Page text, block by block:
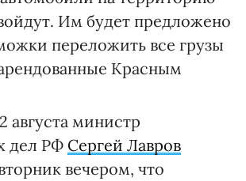
Им будет предложено
переложить все грузы
Красным
августа министр
дел РФ Сергей Лавров
вечером, что